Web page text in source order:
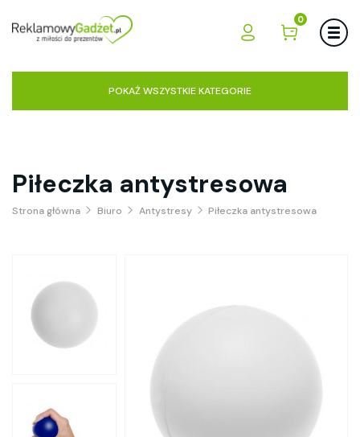
0
POKAŻ WSZYSTKIE KATEGORIE
Piłeczka antystresowa
Strona główna Biuro Antystresy Piłeczka antystresowa